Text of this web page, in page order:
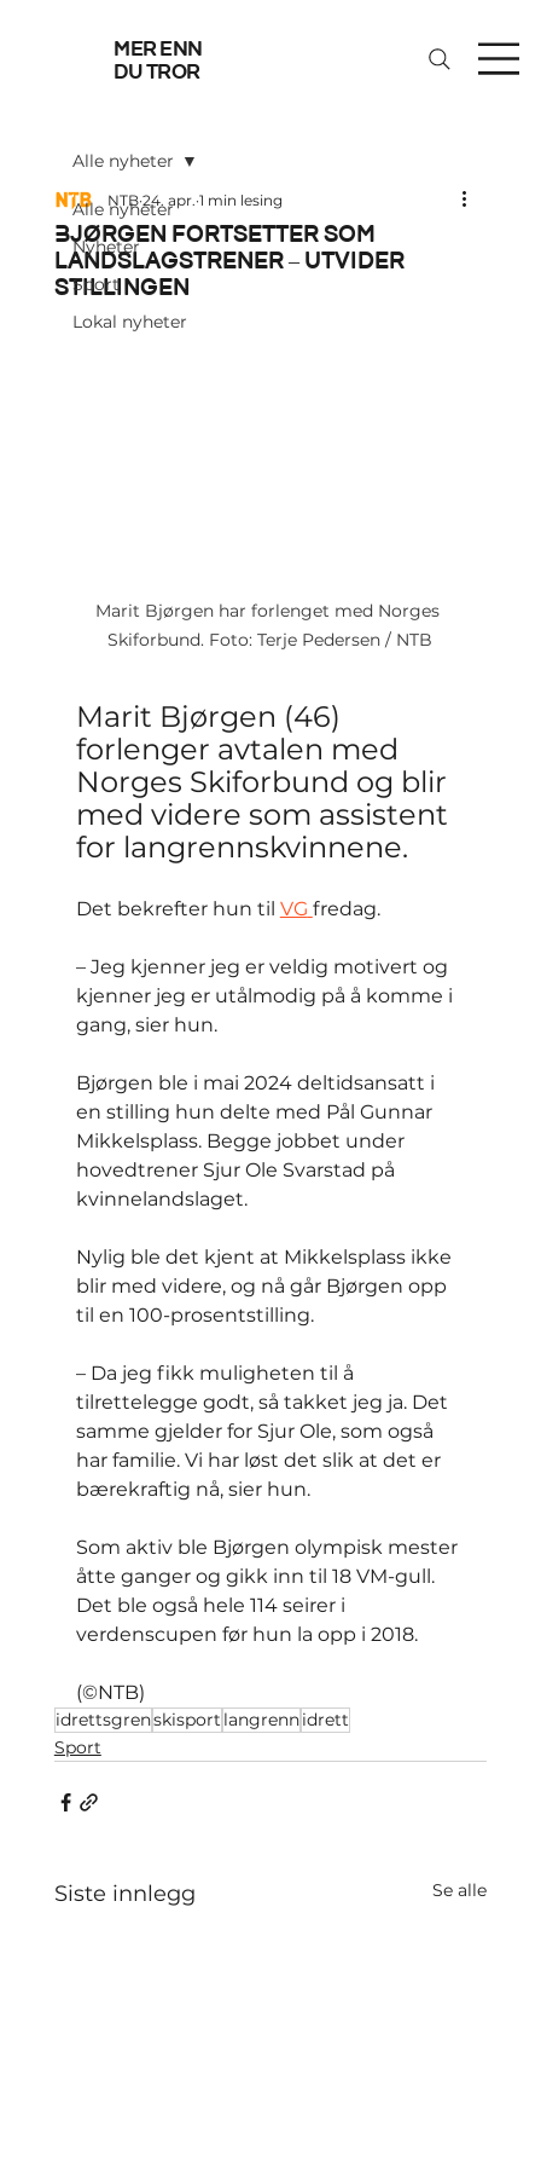
mer enn
du tror
Alle nyheter
Nyheter
Sport
Lokal nyheter
Alle nyheter
Bjørgen fortsetter som
landslagstrener – utvider
stillingen
NTB 24. apr. 1 min lesing
Marit Bjørgen har forlenget med Norges
Skiforbund. Foto: Terje Pedersen / NTB
Marit Bjørgen (46)
forlenger avtalen med
Norges Skiforbund og blir
med videre som assistent
for langrennskvinnene.
Det bekrefter hun til VG fredag.
– Jeg kjenner jeg er veldig motivert og
kjenner jeg er utålmodig på å komme i
gang, sier hun.
Bjørgen ble i mai 2024 deltidsansatt i
en stilling hun delte med Pål Gunnar
Mikkelsplass. Begge jobbet under
hovedtrener Sjur Ole Svarstad på
kvinnelandslaget.
Nylig ble det kjent at Mikkelsplass ikke
blir med videre, og nå går Bjørgen opp
til en 100-prosentstilling.
– Da jeg fikk muligheten til å
tilrettelegge godt, så takket jeg ja. Det
samme gjelder for Sjur Ole, som også
har familie. Vi har løst det slik at det er
bærekraftig nå, sier hun.
Som aktiv ble Bjørgen olympisk mester
åtte ganger og gikk inn til 18 VM-gull.
Det ble også hele 114 seirer i
verdenscupen før hun la opp i 2018.
(©NTB)
idrettsgrenskisport langrennidrett
Sport
Siste innlegg Se alle